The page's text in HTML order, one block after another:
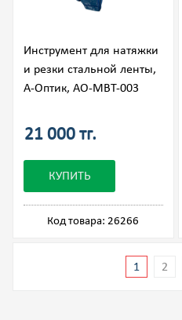
Инструмент для натяжки
и резки стальной ленты,
А-Оптик, АО-MBT-003
21 000 тг.
КУПИТЬ
Код товара: 26266
1 2